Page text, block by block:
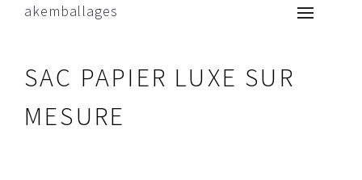
akemballages
SAC PAPIER LUXE SUR
MESURE